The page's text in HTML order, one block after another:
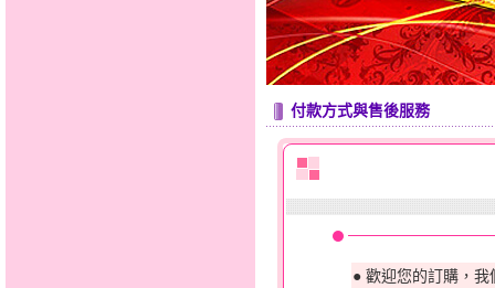
付款方式與售後服務
● 歡迎您的訂購，